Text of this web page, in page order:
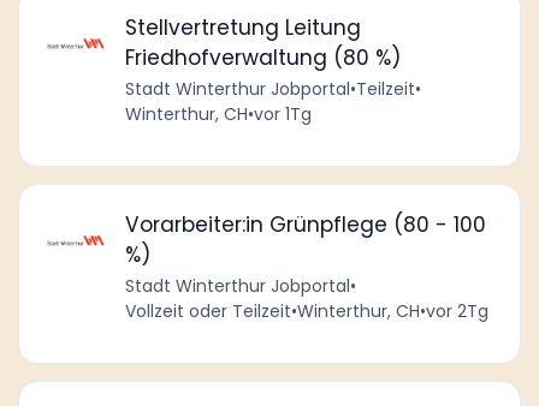
Stellvertretung Leitung
Friedhofverwaltung (80 %)
Stadt Winterthur Jobportal•Teilzeit•
Winterthur, CH•vor 1Tg
Vorarbeiter:in Grünpflege (80 - 100
%)
Stadt Winterthur Jobportal•
Vollzeit oder Teilzeit•Winterthur, CH•vor 2Tg